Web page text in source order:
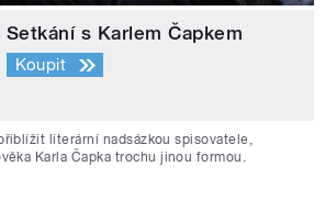
Setkání s Karlem Čapkem
Koupit
literární nadsázkou spisovatele,
Karla Čapka trochu jinou formou.